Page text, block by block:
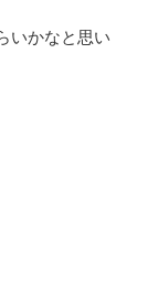
いかなと思い